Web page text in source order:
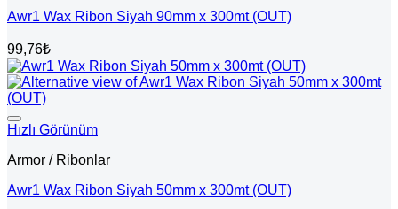
Awr1 Wax Ribon Siyah 90mm x 300mt (OUT)
99,76₺
Hızlı Görünüm
Armor / Ribonlar
Awr1 Wax Ribon Siyah 50mm x 300mt (OUT)